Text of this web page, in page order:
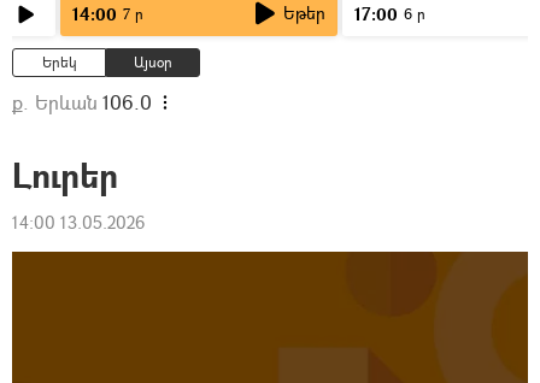
14:00 7 ր Եթեր 17:00 6 ր
Երեկ Այսօր
ք. Երևան 106.0
Լուրեր
14:00 13.05.2026